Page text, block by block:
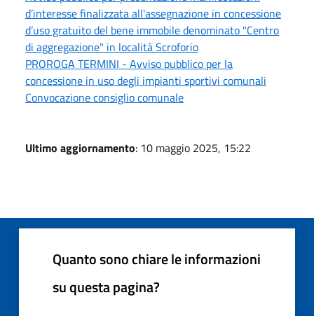
d’interesse finalizzata all'assegnazione in concessione
d’uso gratuito del bene immobile denominato "Centro
di aggregazione" in località Scroforio
PROROGA TERMINI - Avviso pubblico per la
concessione in uso degli impianti sportivi comunali
Convocazione consiglio comunale
Ultimo aggiornamento: 10 maggio 2025, 15:22
Quanto sono chiare le informazioni
su questa pagina?